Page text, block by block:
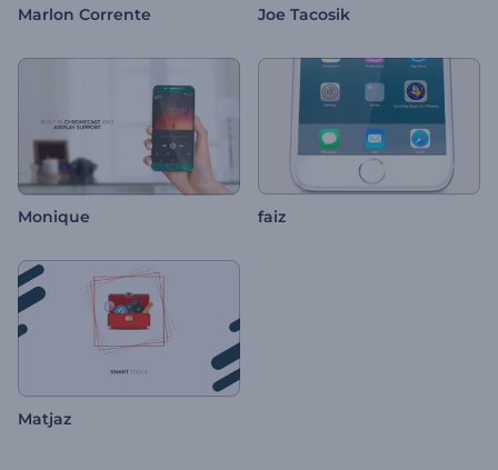
Marlon Corrente Joe Tacosik
Monique faiz
Matjaz